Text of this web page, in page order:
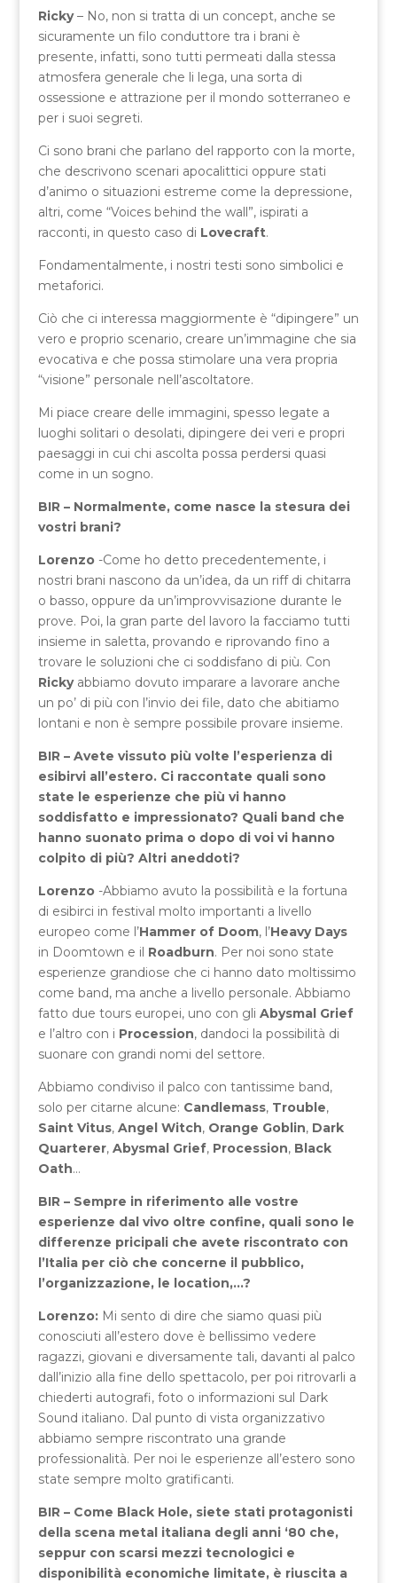
Ricky– No, non si tratta di un concept, anche se
sicuramente un filo conduttore tra i brani è
presente, infatti, sono tutti permeati dalla stessa
atmosfera generale che li lega, una sorta di
ossessione e attrazione per il mondo sotterraneo e
per i suoi segreti.
Ci sono brani che parlano del rapporto con la morte,
che descrivono scenari apocalittici oppure stati
d’animo o situazioni estreme come la depressione,
altri, come “Voices behind the wall”, ispirati a
racconti, in questo caso di Lovecraft.
Fondamentalmente, i nostri testi sono simbolici e
metaforici.
Ciò che ci interessa maggiormente è “dipingere” un
vero e proprio scenario, creare un’immagine che sia
evocativa e che possa stimolare una vera propria
“visione” personale nell’ascoltatore.
Mi piace creare delle immagini, spesso legate a
luoghi solitari o desolati, dipingere dei veri e propri
paesaggi in cui chi ascolta possa perdersi quasi
come in un sogno.
BIR – Normalmente, come nasce la stesura dei
vostri brani?
Lorenzo -Come ho detto precedentemente, i
nostri brani nascono da un’idea, da un riff di chitarra
o basso, oppure da un’improvvisazione durante le
prove. Poi, la gran parte del lavoro la facciamo tutti
insieme in saletta, provando e riprovando fino a
trovare le soluzioni che ci soddisfano di più. Con
Rickyabbiamo dovuto imparare a lavorare anche
un po’ di più con l’invio dei file, dato che abitiamo
lontani e non è sempre possibile provare insieme.
BIR – Avete vissuto più volte l’esperienza di
esibirvi all’estero. Ci raccontate quali sono
state le esperienze che più vi hanno
soddisfatto e impressionato? Quali band che
hanno suonato prima o dopo di voi vi hanno
colpito di più? Altri aneddoti?
Lorenzo -Abbiamo avuto la possibilità e la fortuna
di esibirci in festival molto importanti a livello
europeo come l’Hammer of Doom, l’Heavy Days
in Doomtown e il Roadburn. Per noi sono state
esperienze grandiose che ci hanno dato moltissimo
come band, ma anche a livello personale. Abbiamo
fatto due tours europei, uno con gli Abysmal Grief
e l’altro con i Procession, dandoci la possibilità di
suonare con grandi nomi del settore.
Abbiamo condiviso il palco con tantissime band,
solo per citarne alcune: Candlemass, Trouble,
Saint Vitus, Angel Witch, Orange Goblin, Dark
Quarterer, Abysmal Grief, Procession, Black
Oath…
BIR – Sempre in riferimento alle vostre
esperienze dal vivo oltre confine, quali sono le
differenze pricipali che avete riscontrato con
l’Italia per ciò che concerne il pubblico,
l’organizzazione, le location,…?
Lorenzo:Mi sento di dire che siamo quasi più
conosciuti all’estero dove è bellissimo vedere
ragazzi, giovani e diversamente tali, davanti al palco
dall’inizio alla fine dello spettacolo, per poi ritrovarli a
chiederti autografi, foto o informazioni sul Dark
Sound italiano. Dal punto di vista organizzativo
abbiamo sempre riscontrato una grande
professionalità. Per noi le esperienze all’estero sono
state sempre molto gratificanti.
BIR – Come Black Hole, siete stati protagonisti
della scena metal italiana degli anni ‘80 che,
seppur con scarsi mezzi tecnologici e
disponibilità economiche limitate, è riuscita a